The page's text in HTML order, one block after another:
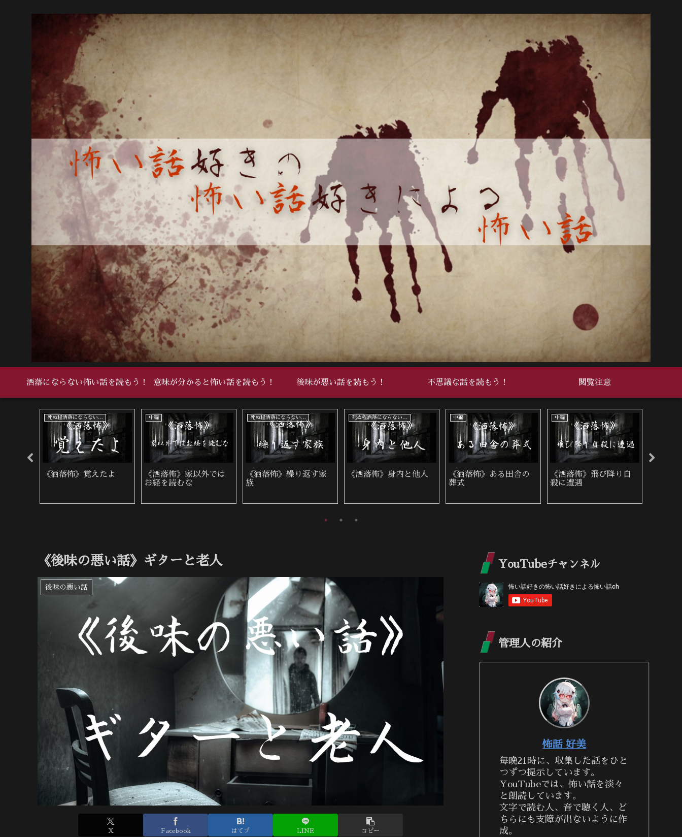
洒落にならない怖い話を読もう！ 意味が分かると怖い話を読もう！ 後味が悪い話を読もう！ 不思議な話を読もう！ 閲覧注意
死ぬ程洒落にならない怖い話
《洒落怖》ヤマ目
死ぬ程洒落にならない怖い話
《洒落怖》郵便入れ
死ぬ程洒落にならない怖い話
《洒落怖》喪服の女
死ぬ程洒落にならない怖い話
《洒落怖》近所の墓地
死ぬ程洒落にならない怖い話
《洒落怖》雨の夜に来
た女性
死ぬ程洒落にならない怖い話
《洒落怖》赤
《後味の悪い話》ギターと老人
後味の悪い話
X Facebook はてブ LINE コピー
YouTubeチャンネル
管理人の紹介
怖話 好美
毎晩21時に、収集した話をひと
つずつ提示しています。
YouTubeでは、怖い話を淡々
と朗読しています。
文字で読む人、音で聴く人、ど
ちらにも支障が出ないように作
成。